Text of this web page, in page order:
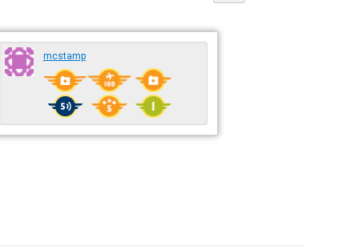
mcstamp